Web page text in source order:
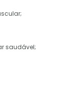
saudável;